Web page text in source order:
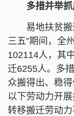
多措并举
易地扶贫搬
三五”期间，全
102114人，其
迁6255人。多
众搬得出、稳
以下劳动力开
转移搬迁劳动